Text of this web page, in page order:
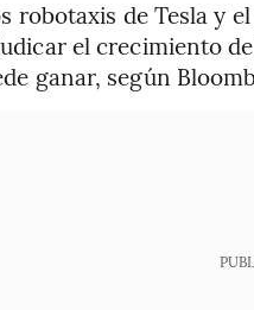
robotaxis de Tesla y
el crecimiento
ganar, según